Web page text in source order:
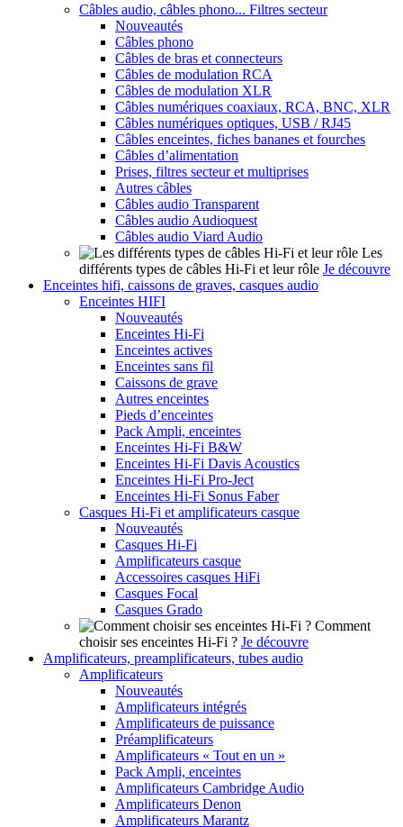
Câbles audio, câbles phono... Filtres secteur
Nouveautés
Câbles phono
Câbles de bras et connecteurs
Câbles de modulation RCA
Câbles de modulation XLR
Câbles numériques coaxiaux, RCA, BNC, XLR
Câbles numériques optiques, USB / RJ45
Câbles enceintes, fiches bananes et fourches
Câbles d’alimentation
Prises, filtres secteur et multiprises
Autres câbles
Câbles audio Transparent
Câbles audio Audioquest
Câbles audio Viard Audio
Les
différents types de câbles Hi-Fi et leur rôle Je découvre
Enceintes hifi, caissons de graves, casques audio
Enceintes HIFI
Nouveautés
Enceintes Hi-Fi
Enceintes actives
Enceintes sans fil
Caissons de grave
Autres enceintes
Pieds d’enceintes
Pack Ampli, enceintes
Enceintes Hi-Fi B&W
Enceintes Hi-Fi Davis Acoustics
Enceintes Hi-Fi Pro-Ject
Enceintes Hi-Fi Sonus Faber
Casques Hi-Fi et amplificateurs casque
Nouveautés
Casques Hi-Fi
Amplificateurs casque
Accessoires casques HiFi
Casques Focal
Casques Grado
Comment
choisir ses enceintes Hi-Fi ? Je découvre
Amplificateurs, preamplificateurs, tubes audio
Amplificateurs
Nouveautés
Amplificateurs intégrés
Amplificateurs de puissance
Préamplificateurs
Amplificateurs « Tout en un »
Pack Ampli, enceintes
Amplificateurs Cambridge Audio
Amplificateurs Denon
Amplificateurs Marantz